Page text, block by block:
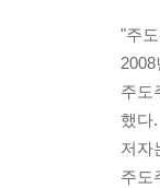
장
우측
엉
이것
보자.
"주
주도
했다.
저자
주도